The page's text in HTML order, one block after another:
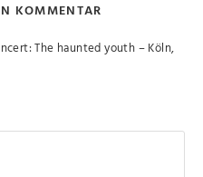
KOMMENTAR
The haunted youth – Köln,